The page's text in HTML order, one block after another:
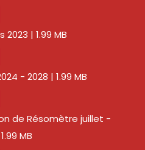
2023 | 1.99 MB
- 2028 | 1.99 MB
de Résomètre juillet -
MB